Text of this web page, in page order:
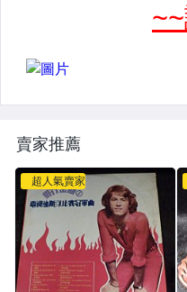
賣家推薦
超人氣賣家